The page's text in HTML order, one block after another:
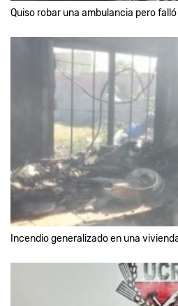
Quiso robar una ambulancia pero
Incendio generalizado en una